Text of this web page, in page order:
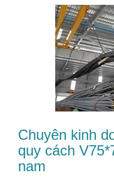
Chuyên kinh
quy cách
nam